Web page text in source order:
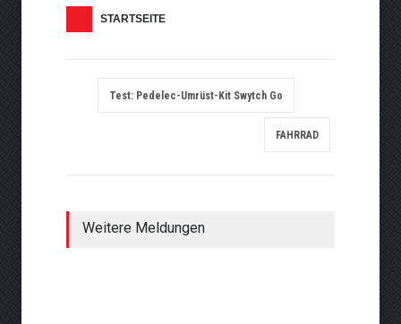
STARTSEITE
Test: Pedelec-Umrüst-Kit Swytch Go
FAHRRAD
Weitere Meldungen